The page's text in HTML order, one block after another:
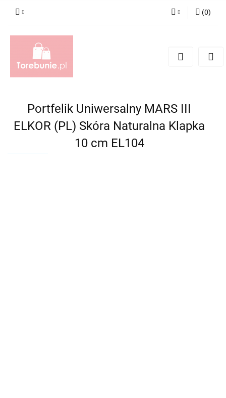
Zarejestruj się
(0)
Portfelik Uniwersalny MARS III
ELKOR (PL) Skóra Naturalna Klapka
10 cm EL104